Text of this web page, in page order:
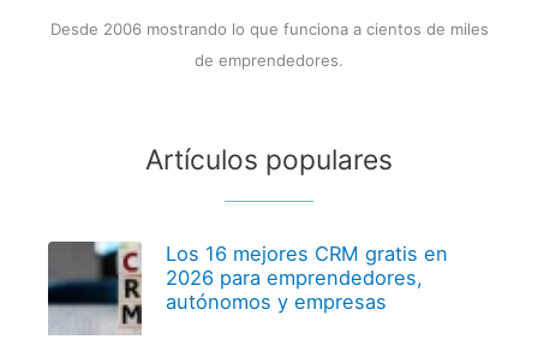
Desde 2006 mostrando lo que funciona a cientos de miles
de emprendedores.
Artículos populares
Los 16 mejores CRM gratis en
2026 para emprendedores,
autónomos y empresas